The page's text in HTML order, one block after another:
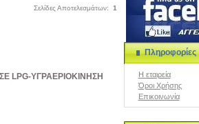
Σελίδες Αποτελεσμάτων: 1
LPG-ΥΓΡΑΕΡΙΟΚΙΝΗΣΗ
Πληροφορίες
Η εταιρεία
Όροι Χρήσης
Επικοινωνία